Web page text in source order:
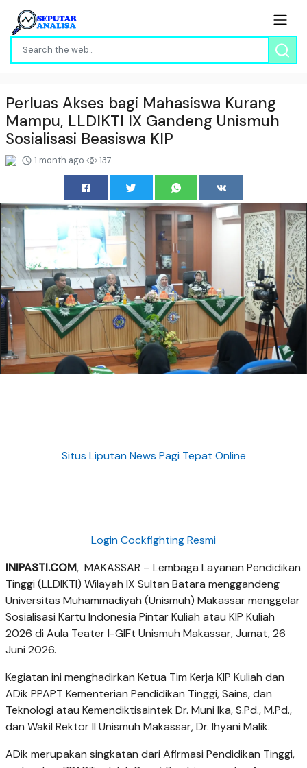
Perluas Akses bagi Mahasiswa Kurang
Mampu, LLDIKTI IX Gandeng Unismuh
Sosialisasi Beasiswa KIP
1 month ago 137
Situs Liputan News Pagi Tepat Online
Login Cockfighting Resmi
INIPASTI.COM, MAKASSAR – Lembaga Layanan Pendidikan
Tinggi (LLDIKTI) Wilayah IX Sultan Batara menggandeng
Universitas Muhammadiyah (Unismuh) Makassar menggelar
Sosialisasi Kartu Indonesia Pintar Kuliah atau KIP Kuliah
2026 di Aula Teater I-GIFt Unismuh Makassar, Jumat, 26
Juni 2026.
Kegiatan ini menghadirkan Ketua Tim Kerja KIP Kuliah dan
ADik PPAPT Kementerian Pendidikan Tinggi, Sains, dan
Teknologi atau Kemendiktisaintek Dr. Muni Ika, S.Pd., M.Pd.,
dan Wakil Rektor II Unismuh Makassar, Dr. Ihyani Malik.
ADik merupakan singkatan dari Afirmasi Pendidikan Tinggi,